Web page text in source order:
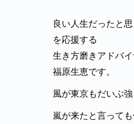
良い人生だったと
を応援する
生き方磨きアドバ
福原生恵です。
風が東京もだいぶ
嵐が来たと言って